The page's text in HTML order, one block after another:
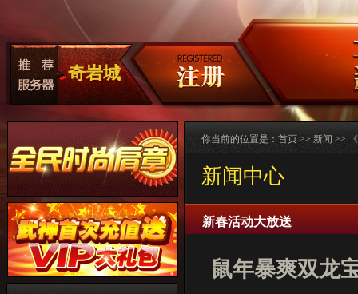
奇岩城
你当前的位置是： 首页 >> 新闻 >>
新闻中心
新春活动大放送
鼠年暴爽双龙